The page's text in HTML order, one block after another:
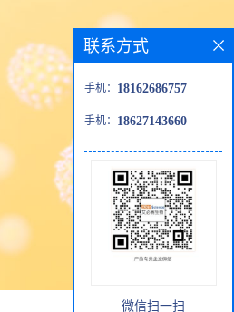
联系方式
手机： 18162686757
手机： 18627143660
微信扫一扫